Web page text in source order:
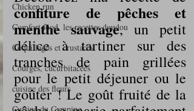
Chicken run
Comfort food, les recettes doudou
Coquillages et crustacés
Courges, cucurbitacées
cuisine des fleurs
confiture de pêches et
menthe sauvage, un petit
délice à tartiner sur des
tranches de pain grillées
pour le petit déjeuner ou le
goûter ! Le goût fruité de la